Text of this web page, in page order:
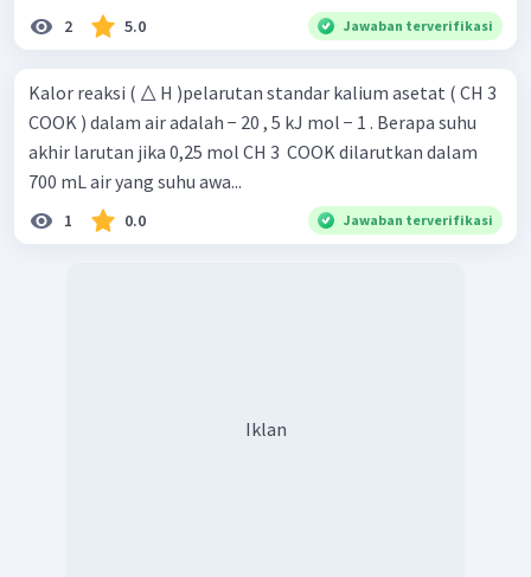
2 5.0 Jawaban terverifikasi
Kalor reaksi ( △ H )pelarutan standar kalium asetat ( CH 3 ​
COOK ) dalam air adalah − 20 , 5 kJ mol − 1 . Berapa suhu
akhir larutan jika 0,25 mol CH 3 ​ COOK dilarutkan dalam
700 mL air yang suhu awa...
1 0.0 Jawaban terverifikasi
Iklan